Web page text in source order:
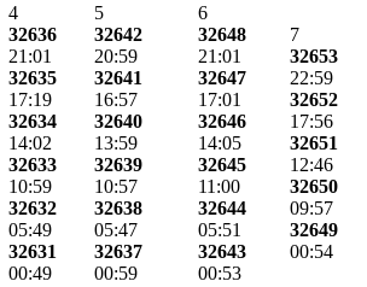
4
32636
21:01
32635
17:19
32634
14:02
32633
10:59
32632
05:49
32631
00:49
5
32642
20:59
32641
16:57
32640
13:59
32639
10:57
32638
05:47
32637
00:59
6
32648
21:01
32647
17:01
32646
14:05
32645
11:00
32644
05:51
32643
00:53
7
32653
22:59
32652
17:56
32651
12:46
32650
09:57
32649
00:54